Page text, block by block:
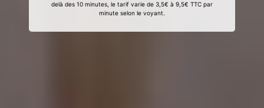
delà des 10 minutes, le tarif varie de 3,5€ à 9,5€ TTC par
minute selon le voyant.